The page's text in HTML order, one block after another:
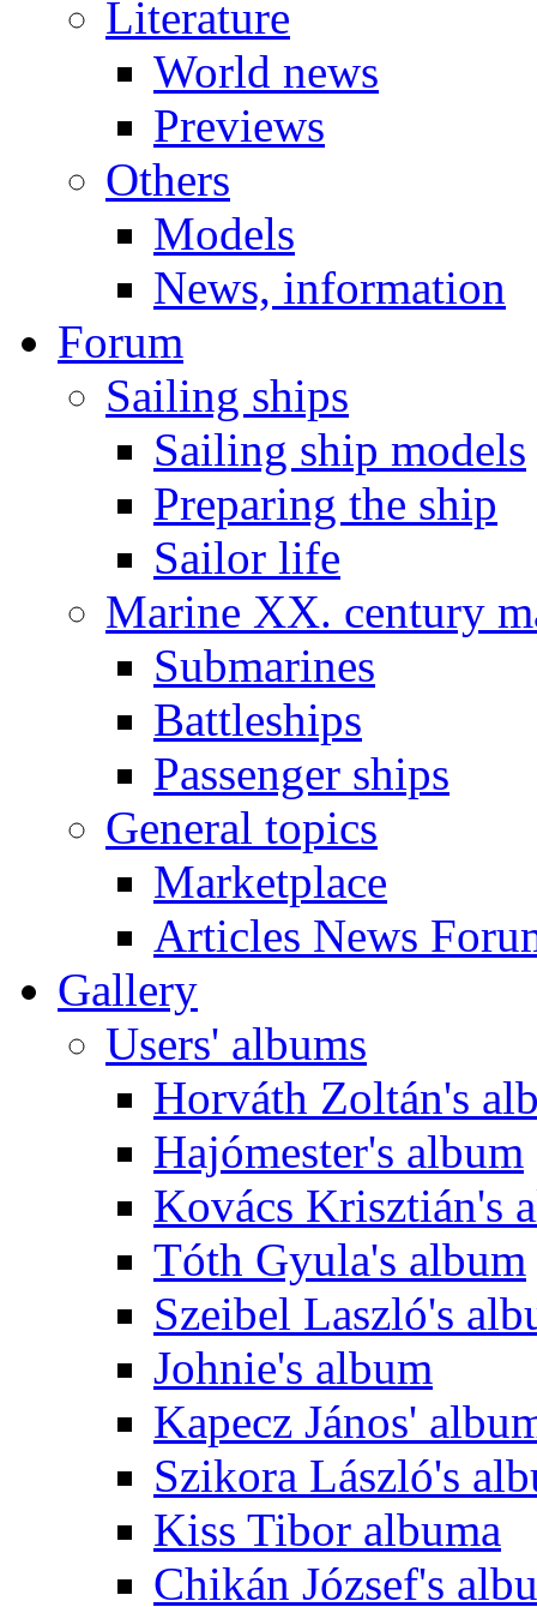
Literature
World news
Previews
Others
Models
News, information
Forum
Sailing ships
Sailing ship models
Preparing the ship
Sailor life
Marine XX. century
Submarines
Battleships
Passenger ships
General topics
Marketplace
Articles News
Gallery
Users' albums
Horváth Zoltán's
Hajómester's album
Kovács Krisztián's
Tóth Gyula's album
Szeibel Laszló's
Johnie's album
Kapecz János'
Szikora László's
Kiss Tibor albuma
Chikán József's